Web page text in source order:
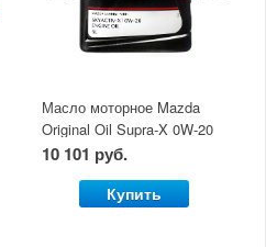
Масло моторное Mazda
Original Oil Supra-X 0W-20
(5 л)
10 101 руб.
Купить